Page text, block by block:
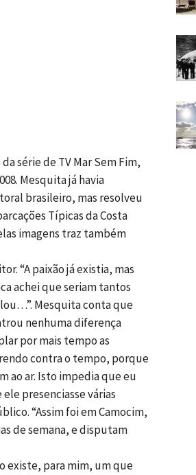
série de TV Mar Sem Fim,
Mesquita já havia
brasileiro, mas resolveu
Típicas da Costa
imagens traz também
“A paixão já existia, mas
achei que seriam tantos
Mesquita conta que
nenhuma diferença
por mais tempo as
contra o tempo, porque
ao ar. Isto impedia que eu
presenciasse várias
“Assim foi em Camocim,
de semana, e disputam
existe, para mim, um que